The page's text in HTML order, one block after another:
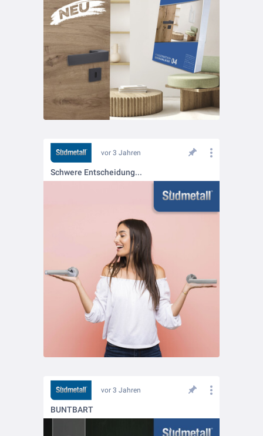
vor 3 Jahren
Schwere Entscheidung...
vor 3 Jahren
BUNTBART